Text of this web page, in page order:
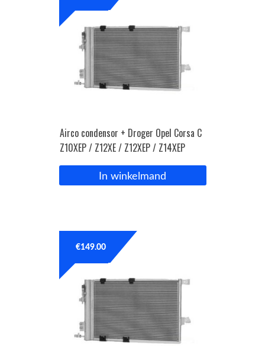
OPC Line
Bedrijfswagen parts
Inloggen / Registreren
Airco condensor + Droger Opel Corsa C
Z10XEP / Z12XE / Z12XEP / Z14XEP
In winkelmand
€149.00